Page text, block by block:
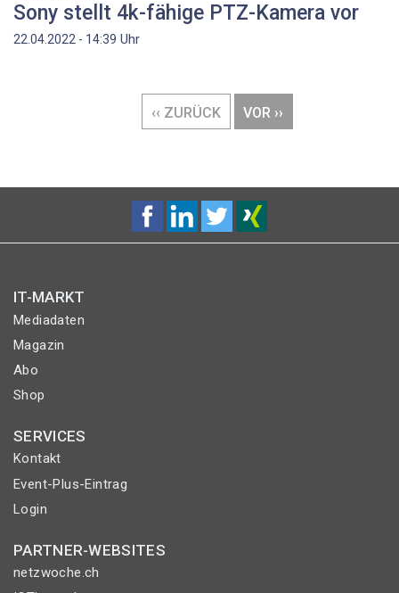
Sony stellt 4k-fähige PTZ-Kamera vor
22.04.2022 - 14:39 Uhr
VORHERIGE
SEITE
‹‹ ZURÜCK
NÄCHSTE
SEITE
VOR ››
IT-MARKT
Mediadaten
Magazin
Abo
Shop
SERVICES
Kontakt
Event-Plus-Eintrag
Login
PARTNER-WEBSITES
netzwoche.ch